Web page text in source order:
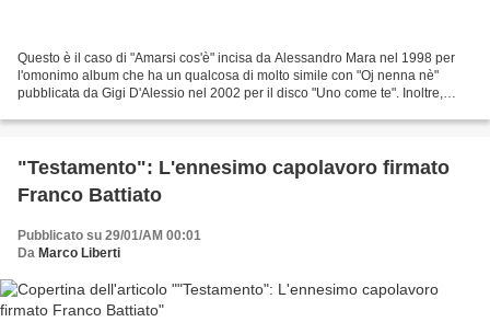
Questo è il caso di "Amarsi cos'è" incisa da Alessandro Mara nel 1998 per
l'omonimo album che ha un qualcosa di molto simile con "Oj nenna nè"
pubblicata da Gigi D'Alessio nel 2002 per il disco "Uno come te". Inoltre,
"Testamento": L'ennesimo capolavoro firmato
Franco Battiato
Pubblicato su 29/01/AM 00:01
Da Marco Liberti